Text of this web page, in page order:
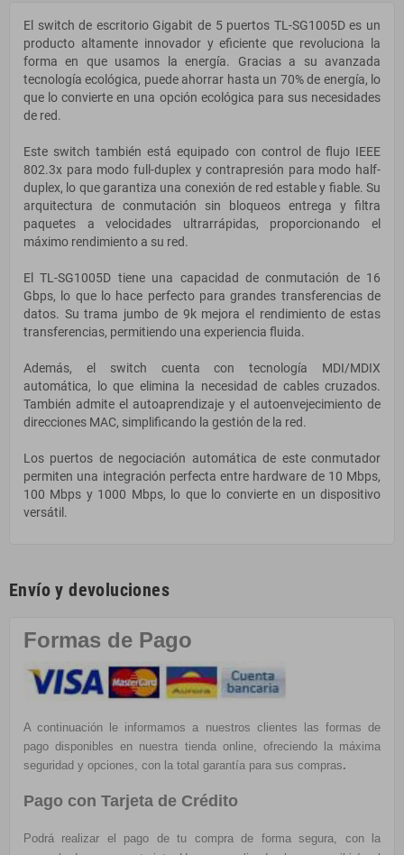
El switch de escritorio Gigabit de 5 puertos TL-SG1005D es un
producto altamente innovador y eficiente que revoluciona la
forma en que usamos la energía. Gracias a su avanzada
tecnología ecológica, puede ahorrar hasta un 70% de energía, lo
que lo convierte en una opción ecológica para sus necesidades
de red.
Este switch también está equipado con control de flujo IEEE
802.3x para modo full-duplex y contrapresión para modo half-
duplex, lo que garantiza una conexión de red estable y fiable. Su
arquitectura de conmutación sin bloqueos entrega y filtra
paquetes a velocidades ultrarrápidas, proporcionando el
máximo rendimiento a su red.
El TL-SG1005D tiene una capacidad de conmutación de 16
Gbps, lo que lo hace perfecto para grandes transferencias de
datos. Su trama jumbo de 9k mejora el rendimiento de estas
transferencias, permitiendo una experiencia fluida.
Además, el switch cuenta con tecnología MDI/MDIX
automática, lo que elimina la necesidad de cables cruzados.
También admite el autoaprendizaje y el autoenvejecimiento de
direcciones MAC, simplificando la gestión de la red.
Los puertos de negociación automática de este conmutador
permiten una integración perfecta entre hardware de 10 Mbps,
100 Mbps y 1000 Mbps, lo que lo convierte en un dispositivo
versátil.
Envío y devoluciones
Formas de Pago
A continuación le informamos a nuestros clientes las formas de
pago disponibles en nuestra tienda online, ofreciendo la máxima
seguridad y opciones, con la total garantía para sus compras.
Pago con Tarjeta de Crédito
Podrá realizar el pago de tu compra de forma segura, con la